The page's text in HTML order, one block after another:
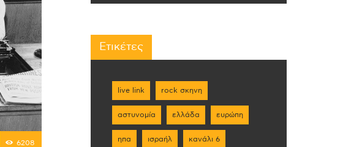
6208
Ετικέτες
live link rock σκηνη
αστυνομία ελλάδα ευρώπη
ηπα ισραήλ κανάλι 6